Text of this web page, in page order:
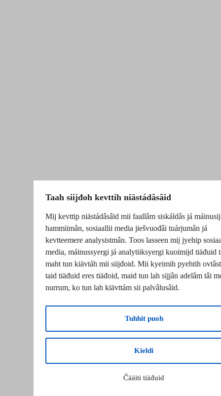
Taah siijđoh kevttih niästádâsâid
Mij kevttip niästádâsâid mii faallâm siskáldâs já máinusij
hammiimân, sosiaallii media jiešvuođâi tuárjumân já
kevtteemere analysistmân. Toos lasseen mij jyehip
media, máinussyergi já analytiiksyergi kuoimijd tiäđuid
maht tun kiävtáh mii siijđoid. Mii kyeimih pyehtih
taid tiäđuid eres tiäđoid, maid tun lah sijjân adelâm tâi
nurrum, ko tun lah kiävttám sii palvâlusâid.
Tuhhit puoh
Kieldi
Čääiti tiäđuid